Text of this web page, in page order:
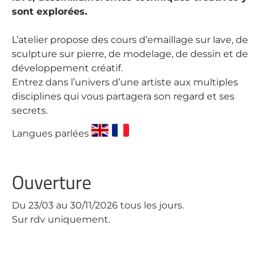
sont explorées.
L’atelier propose des cours d’emaillage sur lave, de
sculpture sur pierre, de modelage, de dessin et de
développement créatif.
Entrez dans l’univers d’une artiste aux multiples
disciplines qui vous partagera son regard et ses
secrets.
Langues parlées
Ouverture
Du 23/03 au 30/11/2026 tous les jours.
Sur rdv uniquement.